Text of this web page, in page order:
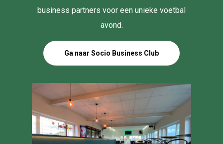
business partners voor een unieke voetbal
avond.
Ga naar Socio Business Club